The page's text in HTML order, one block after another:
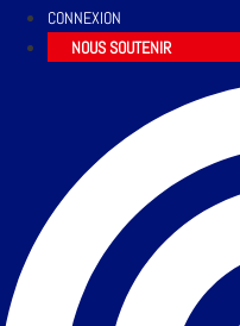
CONNEXION
NOUS SOUTENIR